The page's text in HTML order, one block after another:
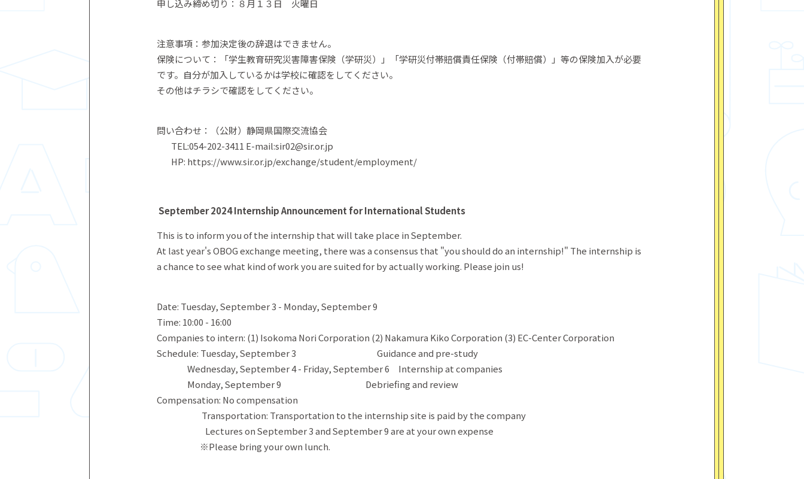
申し込み締め切り：８月１３日 火曜日
注意事項：参加決定後の辞退はできません。
保険について：「学生教育研究災害障害保険（学研災）」「学研災付帯賠償責任保険（付帯賠償）」等の保険加入が必要
です。自分が加入しているかは学校に確認をしてください。
その他はチラシで確認をしてください。
問い合わせ：（公財）静岡県国際交流協会
TEL:054-202-3411 E-mail:sir02@sir.or.jp
HP: https://www.sir.or.jp/exchange/student/employment/
September 2024 Internship Announcement for International Students
This is to inform you of the internship that will take place in September.
At last year's OBOG exchange meeting, there was a consensus that "you should do an internship!" The internship is
a chance to see what kind of work you are suited for by actually working. Please join us!
Date: Tuesday, September 3 - Monday, September 9
Time: 10:00 - 16:00
Companies to intern: (1) Isokoma Nori Corporation (2) Nakamura Kiko Corporation (3) EC-Center Corporation
Schedule: Tuesday, September 3 Guidance and pre-study
Wednesday, September 4 - Friday, September 6 Internship at companies
Monday, September 9 Debriefing and review
Compensation: No compensation
Transportation: Transportation to the internship site is paid by the company
Lectures on September 3 and September 9 are at your own expense
※Please bring your own lunch.